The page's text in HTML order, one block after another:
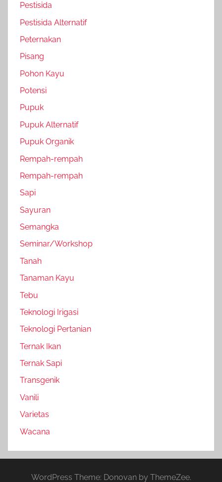
Pestisida
Pestisida Alternatif
Peternakan
Pisang
Pohon Kayu
Potensi
Pupuk
Pupuk Alternatif
Pupuk Organik
Rempah-rempah
Rempah-rempah
Sapi
Sayuran
Semangka
Seminar/Workshop
Tanah
Tanaman Kayu
Tebu
Teknologi Irigasi
Teknologi Pertanian
Ternak Ikan
Ternak Sapi
Transgenik
Vanili
Varietas
Wacana
WordPress Theme: Donovan by ThemeZee.